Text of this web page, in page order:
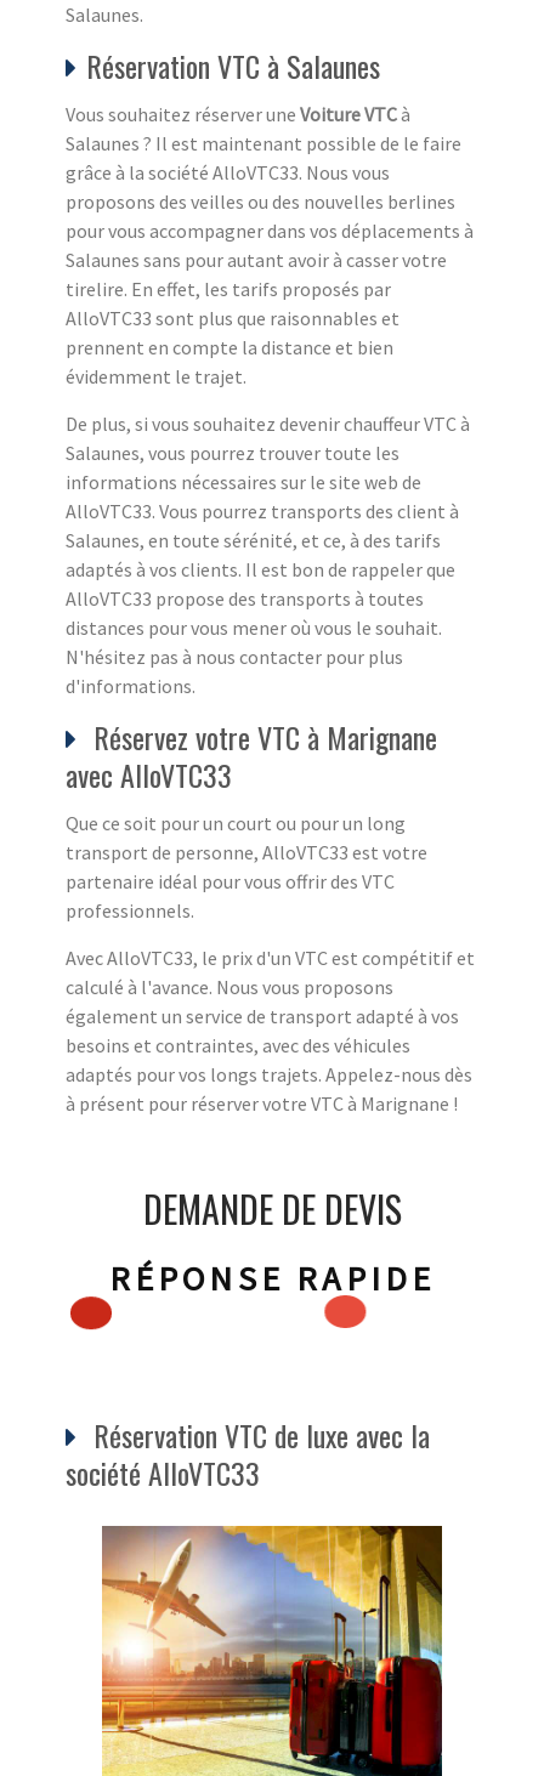
Salaunes.
Réservation VTC à Salaunes
Vous souhaitez réserver une Voiture VTCà
Salaunes ? Il est maintenant possible de le faire
grâce à la société AlloVTC33. Nous vous
proposons des veilles ou des nouvelles berlines
pour vous accompagner dans vos déplacements à
Salaunes sans pour autant avoir à casser votre
tirelire. En effet, les tarifs proposés par
AlloVTC33 sont plus que raisonnables et
prennent en compte la distance et bien
évidemment le trajet.
De plus, si vous souhaitez devenir chauffeur VTC à
Salaunes, vous pourrez trouver toute les
informations nécessaires sur le site web de
AlloVTC33. Vous pourrez transports des client à
Salaunes, en toute sérénité, et ce, à des tarifs
adaptés à vos clients. Il est bon de rappeler que
AlloVTC33 propose des transports à toutes
distances pour vous mener où vous le souhait.
N'hésitez pas à nous contacter pour plus
d'informations.
Réservez votre VTC à Marignane
avec AlloVTC33
Que ce soit pour un court ou pour un long
transport de personne, AlloVTC33 est votre
partenaire idéal pour vous offrir des VTC
professionnels.
Avec AlloVTC33, le prix d'un VTC est compétitif et
calculé à l'avance. Nous vous proposons
également un service de transport adapté à vos
besoins et contraintes, avec des véhicules
adaptés pour vos longs trajets. Appelez-nous dès
à présent pour réserver votre VTC à Marignane !
DEMANDE DE DEVIS
RÉPONSE RAPIDE
Réservation VTC de luxe avec la
société AlloVTC33